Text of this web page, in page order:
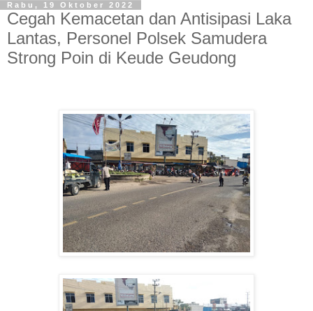
Rabu, 19 Oktober 2022
Cegah Kemacetan dan Antisipasi Laka
Lantas, Personel Polsek Samudera
Strong Poin di Keude Geudong